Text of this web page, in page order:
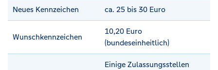
Neues Kennzeichen ca. 25 bis 30 Euro
Wunschkennzeichen
10,20 Euro
(bundeseinheitlich)
Einige Zulassungsstellen